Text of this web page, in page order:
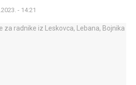
- 14:21